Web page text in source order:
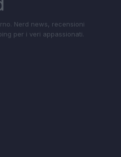
Nerd news, recensioni
per i veri appassionati.